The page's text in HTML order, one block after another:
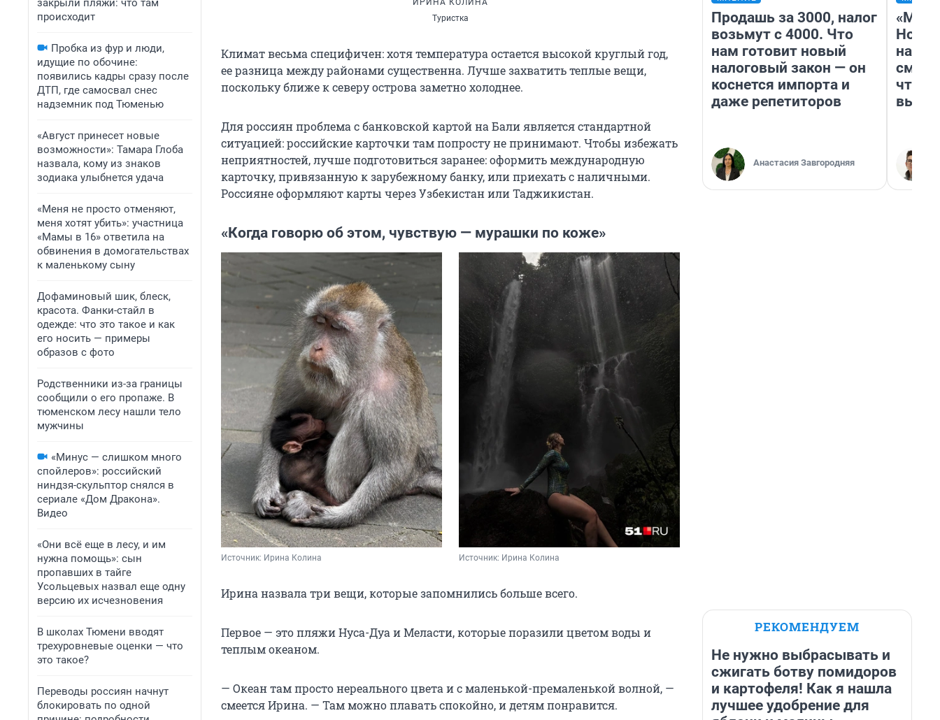
закрыли пляжи: что там
происходит
Пробка из фур и люди,
идущие по обочине:
появились кадры сразу после
ДТП, где самосвал снес
надземник под Тюменью
«Август принесет новые
возможности»: Тамара Глоба
назвала, кому из знаков
зодиака улыбнется удача
«Меня не просто отменяют,
меня хотят убить»: участница
«Мамы в 16» ответила на
обвинения в домогательствах
к маленькому сыну
Дофаминовый шик, блеск,
красота. Фанки-стайл в
одежде: что это такое и как
его носить — примеры
образов с фото
Родственники из-за границы
сообщили о его пропаже. В
тюменском лесу нашли тело
мужчины
«Минус — слишком много
спойлеров»: российский
ниндзя-скульптор снялся в
сериале «Дом Дракона».
Видео
«Они всё еще в лесу, и им
нужна помощь»: сын
пропавших в тайге
Усольцевых назвал еще одну
версию их исчезновения
В школах Тюмени вводят
трехуровневые оценки — что
это такое?
Переводы россиян начнут
блокировать по одной
ИРИНА КОЛИНА
Туристка
Климат весьма специфичен: хотя температура остается высокой круглый год,
ее разница между районами существенна. Лучше захватить теплые вещи,
поскольку ближе к северу острова заметно холоднее.
Для россиян проблема с банковской картой на Бали является стандартной
ситуацией: российские карточки там попросту не принимают. Чтобы избежать
неприятностей, лучше подготовиться заранее: оформить международную
карточку, привязанную к зарубежному банку, или приехать с наличными.
Россияне оформляют карты через Узбекистан или Таджикистан.
«Когда говорю об этом, чувствую — мурашки по коже»
Источник: Ирина Колина Источник: Ирина Колина
Ирина назвала три вещи, которые запомнились больше всего.
Первое — это пляжи Нуса-Дуа и Меласти, которые поразили цветом воды и
теплым океаном.
— Океан там просто нереального цвета и с маленькой-премаленькой волной, —
смеется Ирина. — Там можно плавать спокойно, и детям понравится.
Продашь за 3000, налог
возьмут с 4000. Что
нам готовит новый
налоговый закон — он
коснется импорта и
даже репетиторов
Анастасия Завгородняя
«Мы
РЕКОМЕНДУЕМ
Не нужно выбрасывать и
сжигать ботву помидоров
и картофеля! Как я нашла
лучшее удобрение для